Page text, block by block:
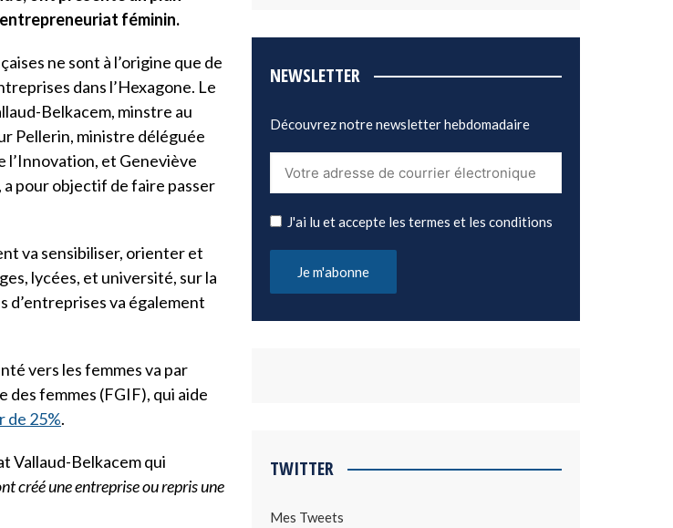
féminin.
ne sont à l’origine que de
dans l’Hexagone. Le
Belkacem, minstre au
Pellerin, ministre déléguée
l’Innovation, et Geneviève
pour objectif de faire passer
va sensibiliser, orienter et
lycées, et université, sur la
d’entreprises va également
vers les femmes va par
des femmes (FGIF), qui aide
de 25%.
Vallaud-Belkacem qui
créé une entreprise ou repris une
NEWSLETTER
Découvrez notre newsletter hebdomadaire
J'ai lu et accepte les termes et les conditions
TWITTER
Mes Tweets